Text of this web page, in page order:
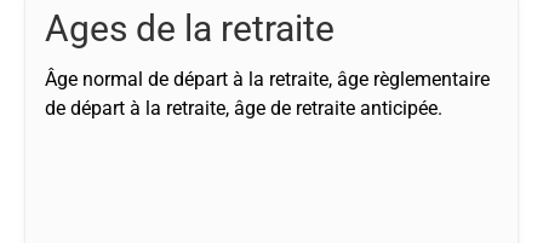
Ages de la retraite
Âge normal de départ à la retraite, âge règlementaire
de départ à la retraite, âge de retraite anticipée.